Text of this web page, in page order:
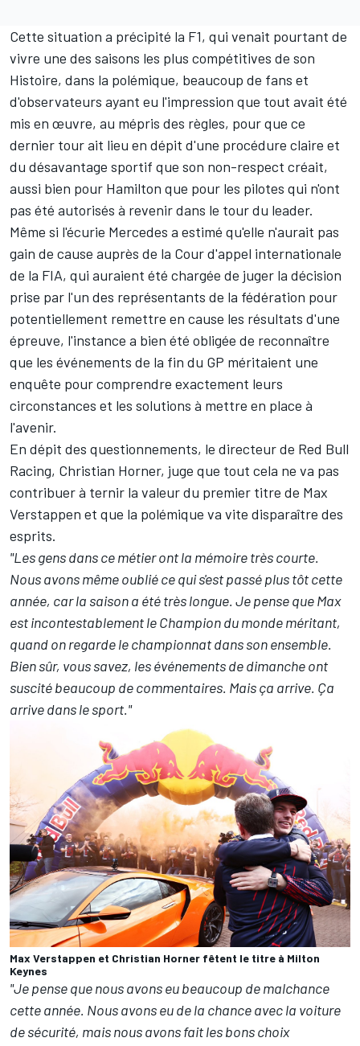
Cette situation a précipité la F1, qui venait pourtant de
vivre une des saisons les plus compétitives de son
Histoire, dans la polémique, beaucoup de fans et
d'observateurs ayant eu l'impression que tout avait été
mis en œuvre, au mépris des règles, pour que ce
dernier tour ait lieu en dépit d'une procédure claire et
du désavantage sportif que son non-respect créait,
aussi bien pour Hamilton que pour les pilotes qui n'ont
pas été autorisés à revenir dans le tour du leader.
Même si l'écurie Mercedes a estimé qu'elle n'aurait pas
gain de cause auprès de la Cour d'appel internationale
de la FIA, qui auraient été chargée de juger la décision
prise par l'un des représentants de la fédération pour
potentiellement remettre en cause les résultats d'une
épreuve, l'instance a bien été obligée de reconnaître
que les événements de la fin du GP méritaient une
enquête pour comprendre exactement leurs
circonstances et les solutions à mettre en place à
l'avenir.
En dépit des questionnements, le directeur de Red Bull
Racing, Christian Horner, juge que tout cela ne va pas
contribuer à ternir la valeur du premier titre de Max
Verstappen et que la polémique va vite disparaître des
esprits.
"Les gens dans ce métier ont la mémoire très courte.
Nous avons même oublié ce qui s'est passé plus tôt cette
année, car la saison a été très longue. Je pense que Max
est incontestablement le Champion du monde méritant,
quand on regarde le championnat dans son ensemble.
Bien sûr, vous savez, les événements de dimanche ont
suscité beaucoup de commentaires. Mais ça arrive. Ça
arrive dans le sport."
Max Verstappen et Christian Horner fêtent le titre à Milton
Keynes
"Je pense que nous avons eu beaucoup de malchance
cette année. Nous avons eu de la chance avec la voiture
de sécurité, mais nous avons fait les bons choix